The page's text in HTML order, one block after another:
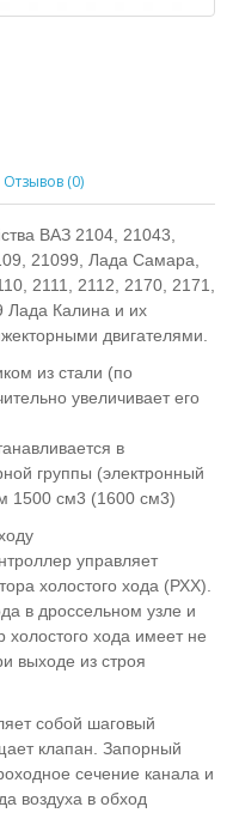
Отзывов (0)
ВАЗ 2104, 21043,
21099, Лада Самара,
2111, 2112, 2170, 2171,
Лада Калина и их
двигателями.
из стали (по
увеличивает его
в
группы (электронный
1500 см3 (1600 см3)
управляет
холостого хода (РХХ).
в дроссельном узле и
холостого хода имеет не
выходе из строя
собой шаговый
клапан. Запорный
сечение канала и
воздуха в обход